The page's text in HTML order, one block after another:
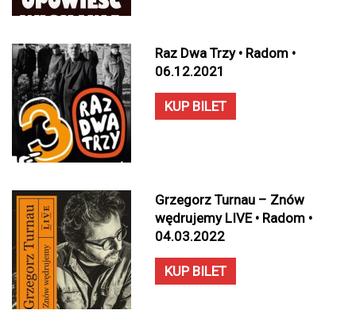
Raz Dwa Trzy • Radom •
06.12.2021
KUP BILET
Grzegorz Turnau – Znów
wędrujemy LIVE • Radom •
04.03.2022
KUP BILET